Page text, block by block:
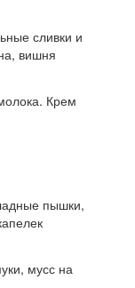
сливки и
вишня
Крем
пышки,
мусс на